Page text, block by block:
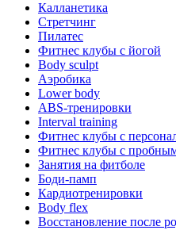
Калланетика
Стретчинг
Пилатес
Фитнес клубы с йогой
Body sculpt
Аэробика
Lower body
ABS-тренировки
Interval training
Фитнес клубы с
Фитнес клубы с
Занятия на фитболе
Боди-памп
Кардиотренировки
Body flex
Восстановление после